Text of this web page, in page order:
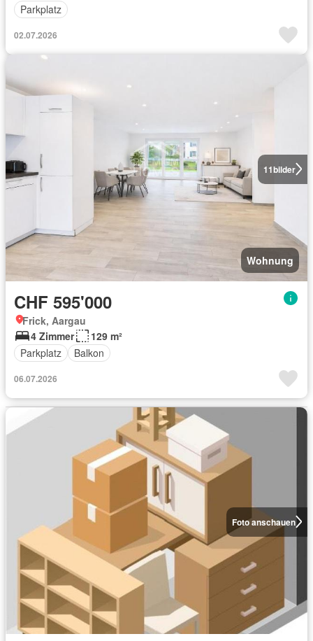
Parkplatz
02.07.2026
11bilder
Wohnung
CHF 595'000
Frick, Aargau
4 Zimmer
129 m²
Parkplatz
Balkon
06.07.2026
Foto anschauen